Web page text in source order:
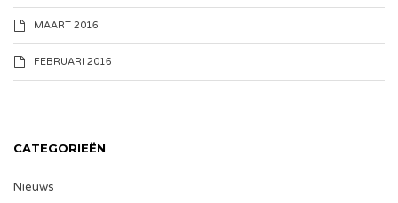
MAART 2016
FEBRUARI 2016
CATEGORIEËN
Nieuws